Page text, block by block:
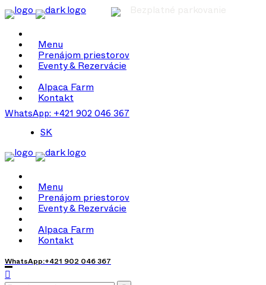
Menu
Prenájom priestorov
Eventy & Rezervácie
Alpaca Farm
Kontakt
WhatsApp: +421 902 046 367
SK
Menu
Prenájom priestorov
Eventy & Rezervácie
Alpaca Farm
Kontakt
WhatsApp:+421 902 046 367